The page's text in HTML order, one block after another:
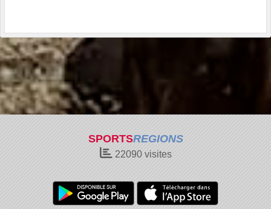
SPORTSREGIONS
22090visites